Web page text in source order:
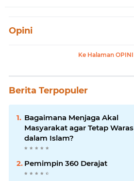
Opini
Ke Halaman OPINI
Berita Terpopuler
Bagaimana Menjaga Akal
Masyarakat agar Tetap Waras
dalam Islam?
Pemimpin 360 Derajat